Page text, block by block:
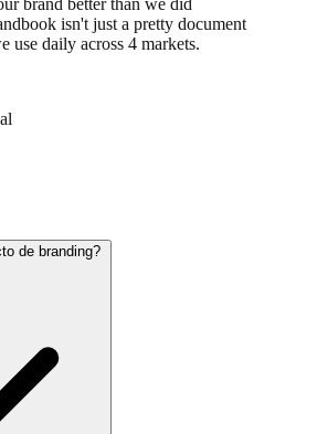
brand better than we did
isn't just a pretty document
use daily across 4 markets.
de branding?